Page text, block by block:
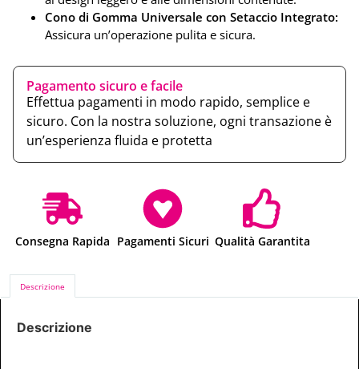
Cono di Gomma Universale con Setaccio Integrato:
Assicura un’operazione pulita e sicura.
Pagamento sicuro e facile
Effettua pagamenti in modo rapido, semplice e
sicuro. Con la nostra soluzione, ogni transazione è
un’esperienza fluida e protetta
Consegna Rapida Pagamenti Sicuri Qualità Garantita
Descrizione
Descrizione